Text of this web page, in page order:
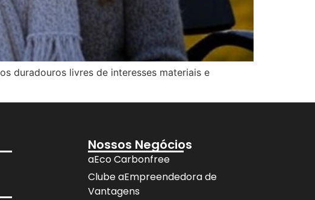
duradouros livres de interesses materiais e
Nossos Negócios
aEco Carbonfree
Clube aEmpreendedora de
Vantagens